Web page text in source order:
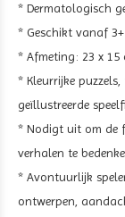
* Dermatologisch
* Geschikt vanaf
* Afmeting: 23 x 15
* Kleurrijke
geïllustreerde
* Nodigt uit om de
verhalen te
* Avontuurlijk
ontwerpen,